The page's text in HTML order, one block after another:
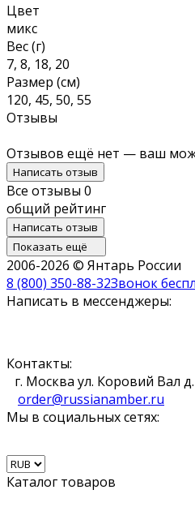
Цвет
микс
Вес (г)
7, 8, 18, 20
Размер (см)
120, 45, 50, 55
Отзывы
Отзывов ещё нет — ваш
Написать отзыв
Все отзывы 0
общий рейтинг
Написать отзыв
Показать ещё
2006-2026 © Янтарь России
8 (800) 350-88-32Звонок
Написать в мессенджеры:
Контакты:
г. Москва ул. Коровий Вал д.
order@russianamber.ru
Мы в социальных сетях:
Каталог товаров